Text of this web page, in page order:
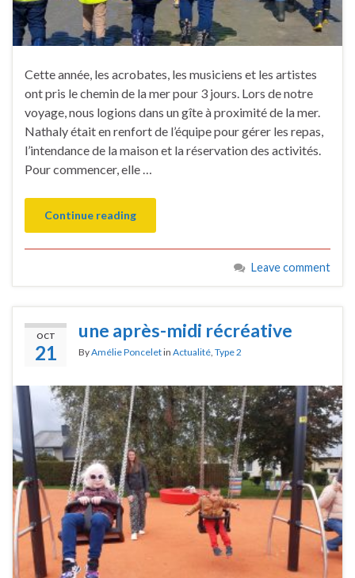
Cette année, les acrobates, les musiciens et les artistes
ont pris le chemin de la mer pour 3 jours. Lors de notre
voyage, nous logions dans un gîte à proximité de la mer.
Nathaly était en renfort de l’équipe pour gérer les repas,
l’intendance de la maison et la réservation des activités.
Pour commencer, elle …
Continue reading
Leave comment
OCT
21
une après-midi récréative
ByAmélie Ponceletin Actualité Type 2